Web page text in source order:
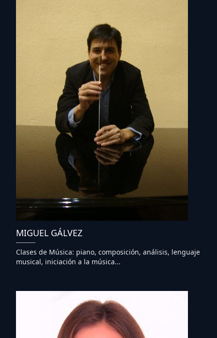
MIGUEL GÁLVEZ
Clases de Música: piano, composición, análisis, lenguaje
musical, iniciación a la música...